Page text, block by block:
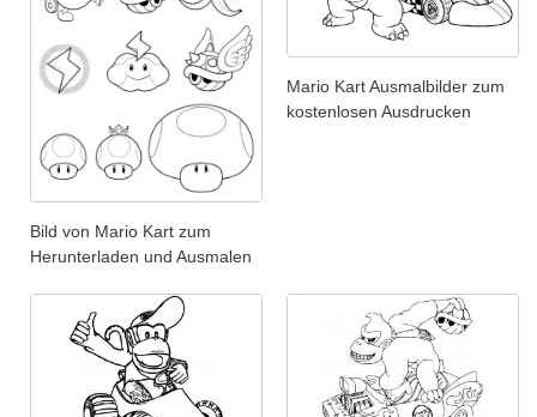
Bild von Mario Kart zum
Herunterladen und Ausmalen
Mario Kart Ausmalbilder zum
kostenlosen Ausdrucken